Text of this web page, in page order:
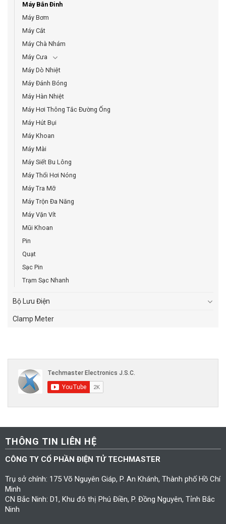
Máy Bắn Đinh
Máy Bơm
Máy Cắt
Máy Chà Nhám
Máy Cưa
Máy Dò Nhiệt
Máy Đánh Bóng
Máy Hàn Nhiệt
Máy Hơi Thông Tắc Đường Ống
Máy Hút Bụi
Máy Khoan
Máy Mài
Máy Siết Bu Lông
Máy Thổi Hơi Nóng
Máy Tra Mỡ
Máy Trộn Đa Năng
Máy Vặn Vít
Mũi Khoan
Pin
Quạt
Sạc Pin
Trạm Sạc Nhanh
Bộ Lưu Điện
Clamp Meter
THÔNG TIN LIÊN HỆ
CÔNG TY CỔ PHẦN ĐIỆN TỬ TECHMASTER
Trụ sở chính: 175 Võ Nguyên Giáp, P. An Khánh, Thành phố Hồ Chí
Minh
CN Bắc Ninh: D1, Khu đô thị Phú Điền, P. Đồng Nguyên, Tỉnh Bắc
Ninh